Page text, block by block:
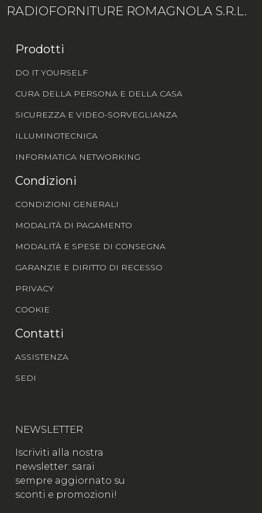
RADIOFORNITURE ROMAGNOLA S.R.L.
Prodotti
DO IT YOURSELF
CURA DELLA PERSONA E DELLA CASA
SICUREZZA E VIDEO-SORVEGLIANZA
ILLUMINOTECNICA
INFORMATICA NETWORKING
Condizioni
CONDIZIONI GENERALI
MODALITÀ DI PAGAMENTO
MODALITÀ E SPESE DI CONSEGNA
GARANZIE E DIRITTO DI RECESSO
PRIVACY
COOKIE
Contatti
ASSISTENZA
SEDI
NEWSLETTER
Iscriviti alla nostra
newsletter: sarai
sempre aggiornato su
sconti e promozioni!